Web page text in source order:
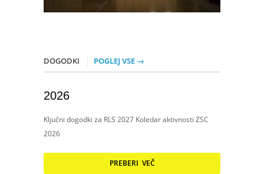
DOGODKI POGLEJ VSE →
2026
Ključni dogodki za RLS 2027 Koledar aktivnosti ZSC
2026
PREBERI VEČ